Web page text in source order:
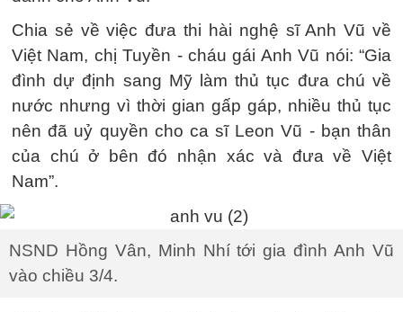
Chia sẻ về việc đưa thi hài nghệ sĩ Anh Vũ về
Việt Nam, chị Tuyền - cháu gái Anh Vũ nói: “Gia
đình dự định sang Mỹ làm thủ tục đưa chú về
nước nhưng vì thời gian gấp gáp, nhiều thủ tục
nên đã uỷ quyền cho ca sĩ Leon Vũ - bạn thân
của chú ở bên đó nhận xác và đưa về Việt
Nam”.
NSND Hồng Vân, Minh Nhí tới gia đình Anh Vũ
vào chiều 3/4.